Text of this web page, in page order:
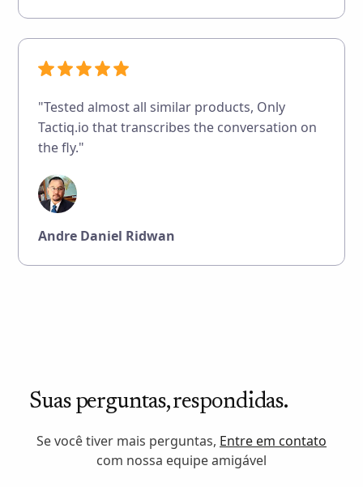
"Tested almost all similar products, Only
Tactiq.io that transcribes the conversation on
the fly."
Andre Daniel Ridwan
Suas perguntas, respondidas.
Se você tiver mais perguntas, Entre em contato
com nossa equipe amigável